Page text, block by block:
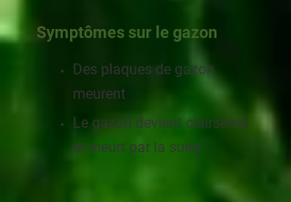
Symptômes sur le gazon
Des plaques de gazon
meurent
Le gazon devient clairsemé
et meurt par la suite